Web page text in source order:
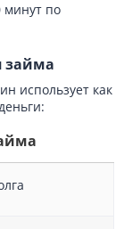
минут по
займа
использует как